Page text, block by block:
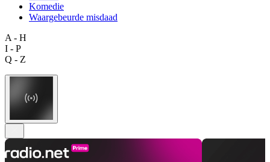
Komedie
Waargebeurde misdaad
A - H
I - P
Q - Z